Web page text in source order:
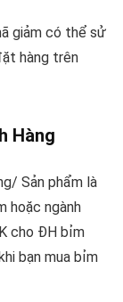
giảm có thể sử
hàng trên
Hàng
Sản phẩm là
hoặc ngành
cho ĐH bỉm
bạn mua bỉm